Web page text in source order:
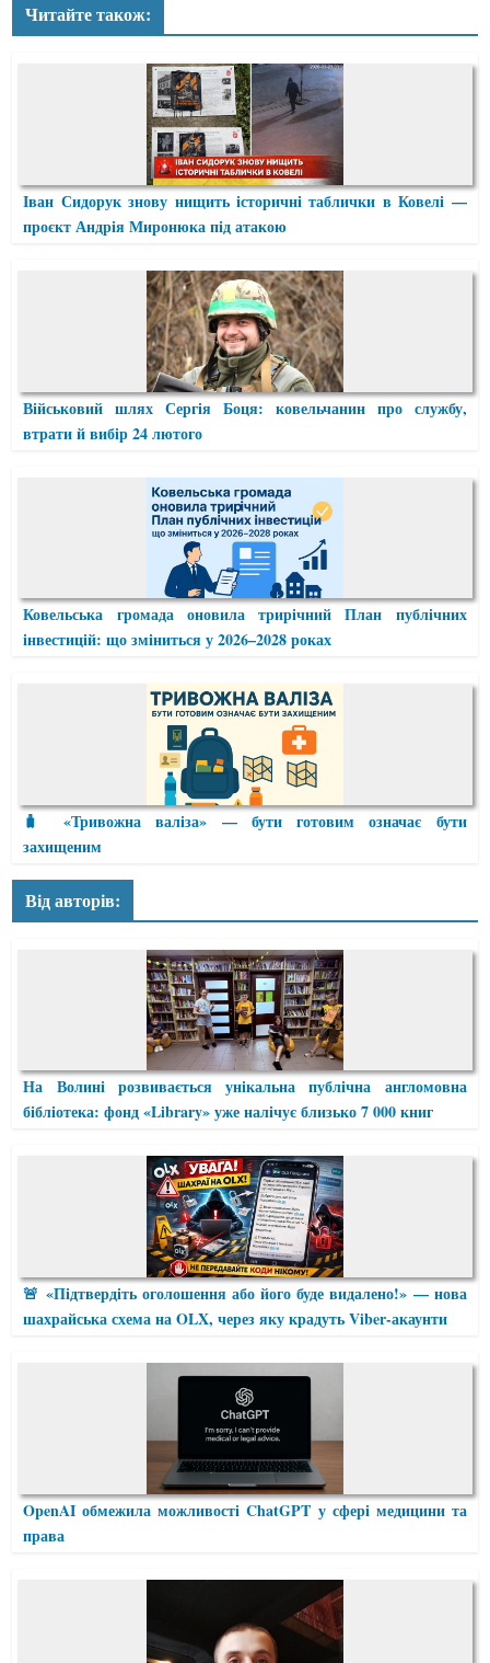
Читайте також:
Іван Сидорук знову нищить історичні таблички в Ковелі —
проєкт Андрія Миронюка під атакою
Військовий шлях Сергія Боця: ковельчанин про службу,
втрати й вибір 24 лютого
Ковельська громада оновила трирічний План публічних
інвестицій: що зміниться у 2026–2028 роках
🧳 «Тривожна валіза» — бути готовим означає бути
захищеним
Від авторів:
На Волині розвивається унікальна публічна англомовна
бібліотека: фонд «Library» уже налічує близько 7 000 книг
🚨 «Підтвердіть оголошення або його буде видалено!» — нова
шахрайська схема на OLX, через яку крадуть Viber-акаунти
OpenAI обмежила можливості ChatGPT у сфері медицини та
права